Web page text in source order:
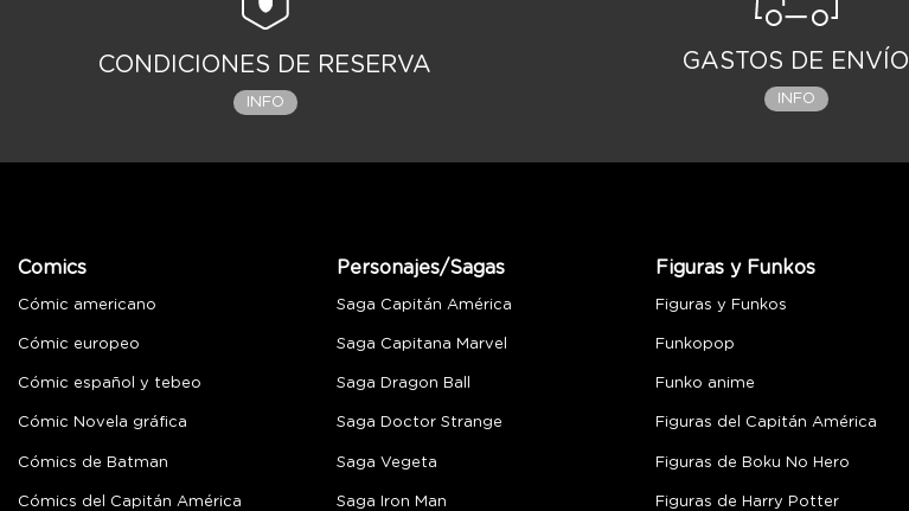
CONDICIONES DE RESERVA
INFO
GASTOS DE ENVÍO
INFO
Comics
Cómic americano
Cómic europeo
Cómic español y tebeo
Cómic Novela gráfica
Cómics de Batman
Cómics del Capitán América
Personajes/Sagas
Saga Capitán América
Saga Capitana Marvel
Saga Dragon Ball
Saga Doctor Strange
Saga Vegeta
Saga Iron Man
Figuras y Funkos
Figuras y Funkos
Funkopop
Funko anime
Figuras del Capitán América
Figuras de Boku No Hero
Figuras de Harry Potter